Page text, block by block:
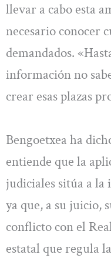
llevar a cabo esta
necesario conocer
demandados.
información no
crear esas plazas
Bengoetxea ha
entiende que la
judiciales sitúa a
ya que, a su juicio,
conflicto con el
estatal que regula